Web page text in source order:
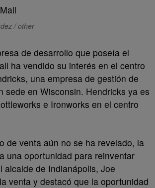
/ other
de desarrollo que poseía el
ha vendido su interés en el centro
una empresa de gestión de
sede en Wisconsin. Hendricks ya es
e Ironworks en el centro
de venta aún no se ha revelado, la
una oportunidad para reinventar
alcalde de Indianápolis, Joe
venta y destacó que la oportunidad